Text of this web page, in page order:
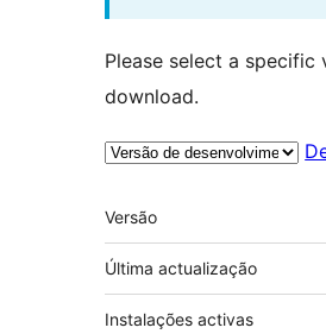
Please select a specific
download.
Metadados
Versão
Última actualização
Instalações activas